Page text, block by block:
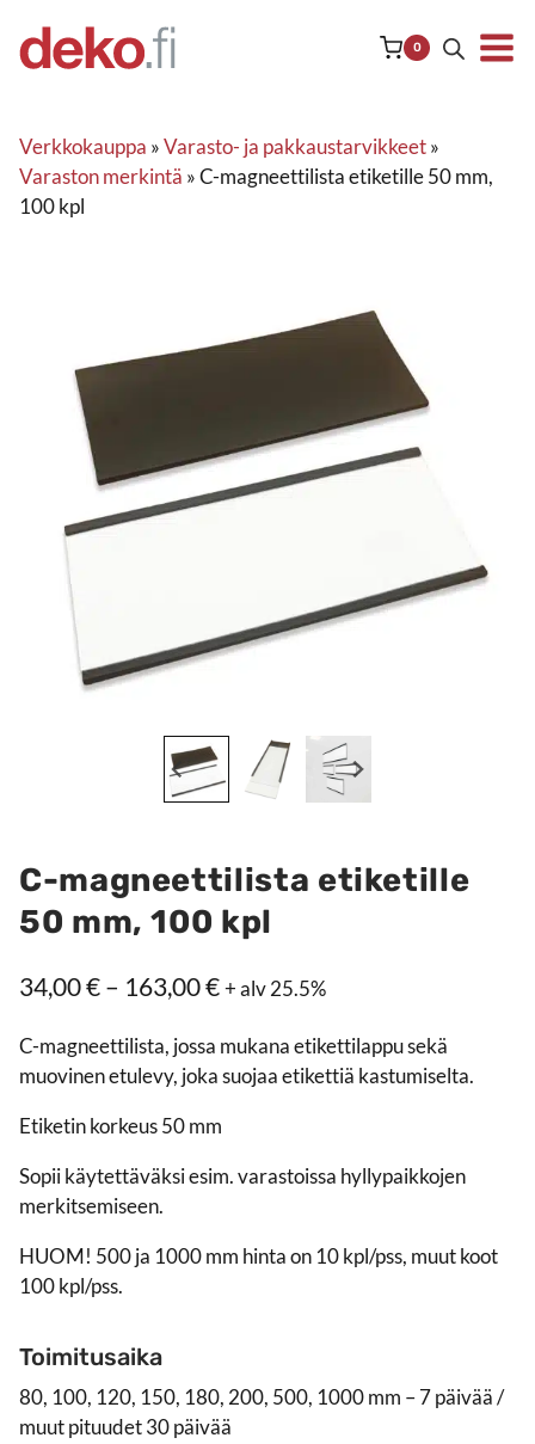
sisältöön
0
Verkkokauppa »Varasto- ja pakkaustarvikkeet»
Varaston merkintä »C-magneettilista etiketille 50 mm,
100 kpl
C-magneettilista etiketille
50 mm, 100 kpl
34,00€– 163,00€Hintaluokka:
–
163,00 €
+ alv 25.5%
C-magneettilista, jossa mukana etikettilappu sekä
muovinen etulevy, joka suojaa etikettiä kastumiselta.
Etiketin korkeus 50 mm
Sopii käytettäväksi esim. varastoissa hyllypaikkojen
merkitsemiseen.
HUOM! 500 ja 1000 mm hinta on 10 kpl/pss, muut koot
100 kpl/pss.
Toimitusaika
80, 100, 120, 150, 180, 200, 500, 1000 mm – 7 päivää /
muut pituudet 30 päivää